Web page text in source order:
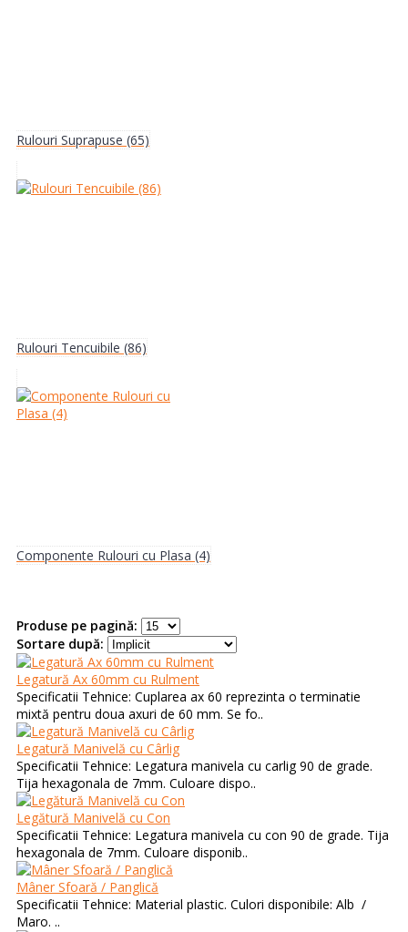
Rulouri Suprapuse (65)
Rulouri Tencuibile (86)
Componente Rulouri cu Plasa (4)
Produse pe pagină:
Sortare după:
Legatură Ax 60mm cu Rulment
Specificatii Tehnice: Cuplarea ax 60 reprezinta o terminatie
mixtă pentru doua axuri de 60 mm. Se fo..
Legatură Manivelă cu Cârlig
Specificatii Tehnice: Legatura manivela cu carlig 90 de grade.
Tija hexagonala de 7mm. Culoare dispo..
Legătură Manivelă cu Con
Specificatii Tehnice: Legatura manivela cu con 90 de grade. Tija
hexagonala de 7mm. Culoare disponib..
Mâner Sfoară / Panglică
Specificatii Tehnice: Material plastic. Culori disponibile: Alb /
Maro. ..